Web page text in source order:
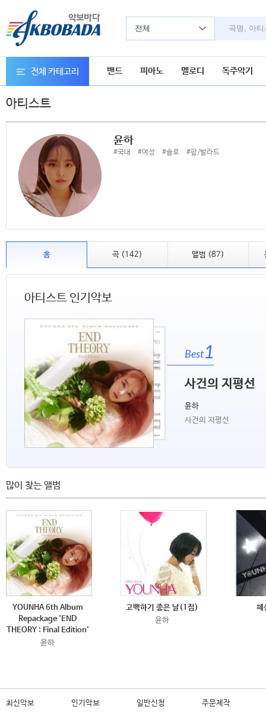
전체
전체 카테고리 밴드 피아노 멜로디 독주악기
아티스트
윤하
#국내 #여성 #솔로 #팝/발라드
홈 곡 (142) 앨범 (87)
아티스트 인기악보
Best1
사건의 지평선
윤하
사건의 지평선
많이 찾는 앨범
YOUNHA 6th Album
Repackage 'END
THEORY : Final Edition'
윤하
고백하기 좋은 날(1집)
윤하
혜
최신악보 인기악보 일반신청 주문제작